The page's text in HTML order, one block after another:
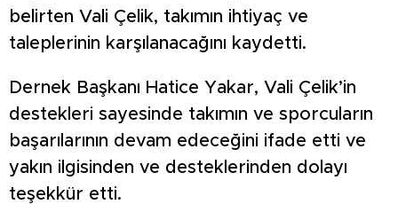
belirten Vali Çelik, takımın ihtiyaç ve
taleplerinin karşılanacağını kaydetti.
Dernek Başkanı Hatice Yakar, Vali Çelik’in
destekleri sayesinde takımın ve sporcuların
başarılarının devam edeceğini ifade etti ve
yakın ilgisinden ve desteklerinden dolayı
teşekkür etti.